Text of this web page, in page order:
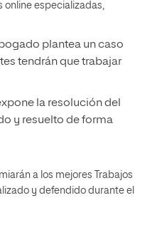
online especializadas,
plantea un caso
tendrán que trabajar
la resolución del
y resuelto de forma
a los mejores Trabajos
y defendido durante el